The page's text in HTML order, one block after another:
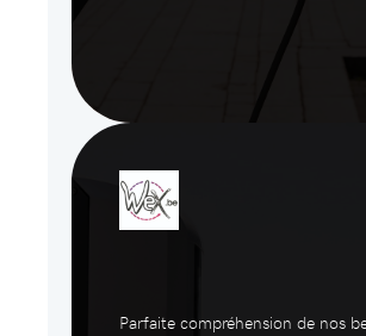
Parfaite compréhension de nos